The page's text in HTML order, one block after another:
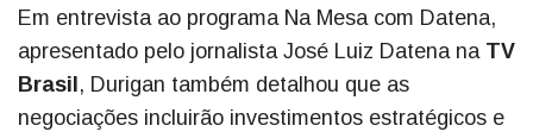
Em entrevista ao programa Na Mesa com Datena,
apresentado pelo jornalista José Luiz Datena na TV
Brasil, Durigan também detalhou que as
negociações incluirão investimentos estratégicos e